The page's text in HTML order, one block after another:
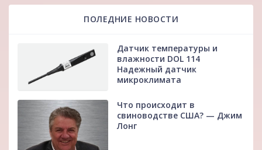
ПОЛЕДНИЕ НОВОСТИ
Датчик температуры и
влажности DOL 114
Надежный датчик
микроклимата
Что происходит в
свиноводстве США? — Джим
Лонг